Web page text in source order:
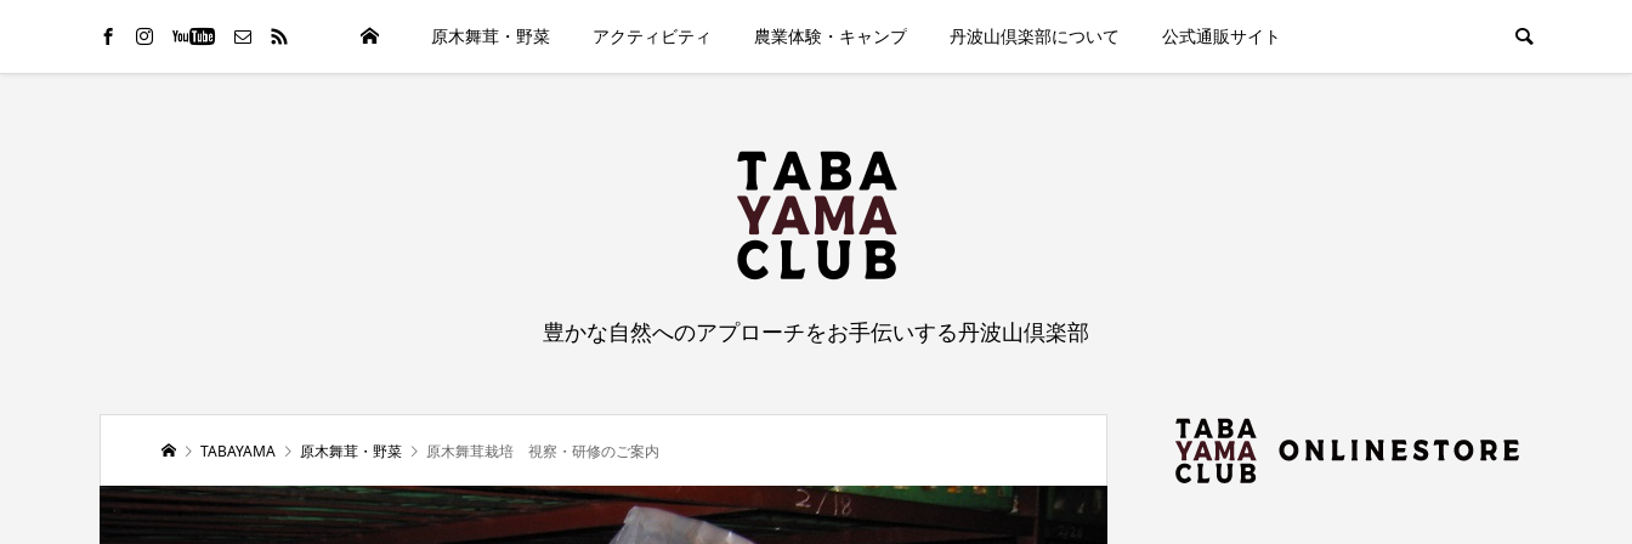
HOME 原木舞茸・野菜 アクティビティ 農業体験・キャンプ 丹波山倶楽部について 公式通販サイト
豊かな自然へのアプローチをお手伝いする丹波山倶楽部
TABAYAMA 原木舞茸・野菜 原木舞茸栽培 視察・研修のご案内